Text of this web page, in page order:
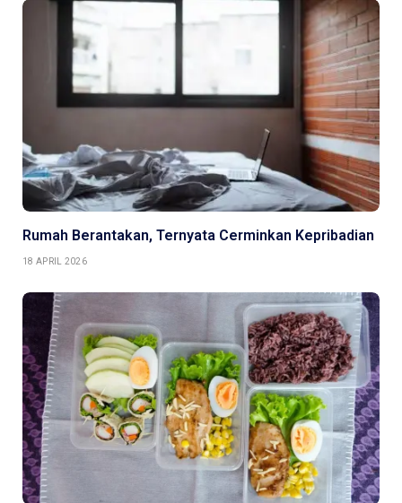
Rumah Berantakan, Ternyata Cerminkan Kepribadian
18 APRIL 2026